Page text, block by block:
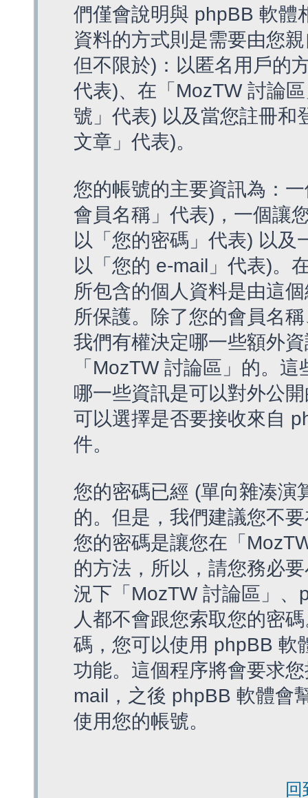
們僅會說明與 phpBB 軟體
資料的方式則是需要由您
但不限於)：以匿名用戶的
代表)、在「MozTW 討論
號」代表) 以及當您註冊和
文章」代表)。
您的帳號的主要資訊為：
會員名稱」代表)，一個讓
以「您的密碼」代表) 以及
以「您的 e-mail」代表)。
所包含的個人資料是由這
所保護。除了您的會員名
我們有權決定哪一些額外
「MozTW 討論區」的。
哪一些資訊是可以對外公
可以選擇是否要接收來自
件。
您的密碼已經 (單向雜湊演
的。但是，我們建議您不
您的密碼是讓您在「
的方法，所以，請您務必
況下「MozTW 討論區」
人都不會跟您索取您的密
碼，您可以使用 phpBB 軟
功能。這個程序將會要求
mail，之後 phpBB 軟體會
使用您的帳號。